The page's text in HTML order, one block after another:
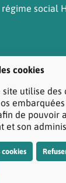
cookies
site utilise des
de pouvoir
et son
régime social
Santé